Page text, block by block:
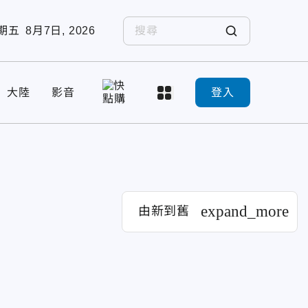
五 8月7日, 2026
大陸 影音 登入
由新到舊 expand_more